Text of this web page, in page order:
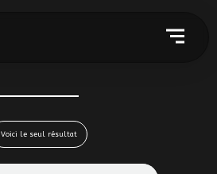
Voici le seul résultat